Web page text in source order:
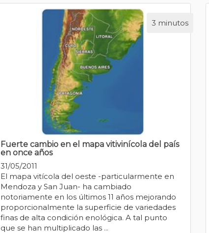
3 minutos
Fuerte cambio en el mapa vitivinícola del país
en once años
31/05/2011
El mapa vitícola del oeste -particularmente en
Mendoza y San Juan- ha cambiado
notoriamente en los últimos 11 años mejorando
proporcionalmente la superficie de variedades
finas de alta condición enológica. A tal punto
que se han multiplicado las ...